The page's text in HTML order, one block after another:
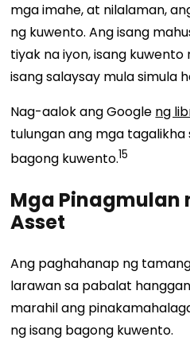
mga imahe, at nilalaman,
ng kuwento. Ang isang
tiyak na iyon, isang kuwento
isang salaysay mula simula
Nag-aalok ang Google ng
tulungan ang mga tagalikha
bagong kuwento.15
Mga Pinagmulan
Asset
Ang paghahanap ng
larawan sa pabalat
marahil ang
ng isang bagong kuwento.